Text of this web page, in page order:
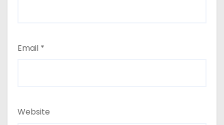
Email *
Website